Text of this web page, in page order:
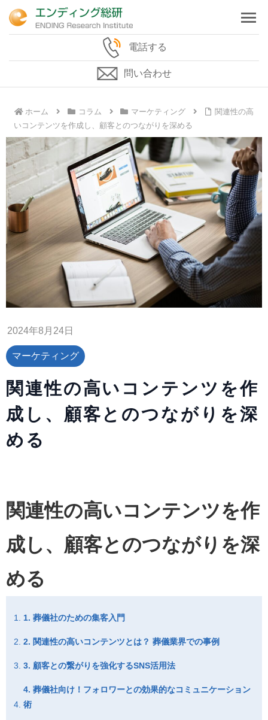
電話する
問い合わせ
ホーム コラム マーケティング
関連性の高
いコンテンツを作成し、顧客とのつながりを深める
2024年8月24日
マーケティング
関連性の高いコンテンツを作
成し、顧客とのつながりを深
める
関連性の高いコンテンツを作
成し、顧客とのつながりを深
める
1. 葬儀社のための集客入門
2. 関連性の高いコンテンツとは？ 葬儀業界での事例
3. 顧客との繋がりを強化するSNS活用法
4. 葬儀社向け！フォロワーとの効果的なコミュニケーション
術